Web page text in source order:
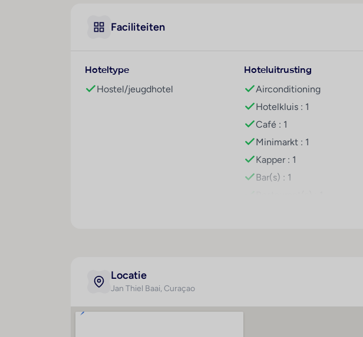
Verschillende ontspanningsmogelijkheden zoals fietsen/
afwisseling. Het animatieteam van het verblijf organiseert
Multilingual, powered by www.giata.com for client nof 125551
Er is een grote keuze uit gastronomische voorzieningen zoals
Faciliteiten
Hoteltype
Hostel/jeugdhotel
Hoteluitrusting
Airconditioning
Hotelkluis : 1
Café : 1
Minimarkt : 1
Kapper : 1
Bar(s) : 1
Locatie
Jan Thiel Baai, Curaçao